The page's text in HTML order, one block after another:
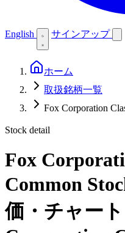
English サインアップ
ホーム
取扱銘柄一覧
Fox Corporation
Stock detail
Fox
Common
価・チャー